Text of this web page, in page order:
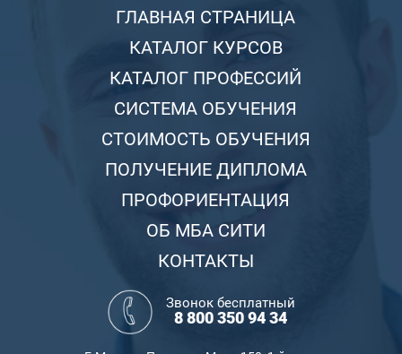
ГЛАВНАЯ СТРАНИЦА
КАТАЛОГ КУРСОВ
КАТАЛОГ ПРОФЕССИЙ
СИСТЕМА ОБУЧЕНИЯ
СТОИМОСТЬ ОБУЧЕНИЯ
ПОЛУЧЕНИЕ ДИПЛОМА
ПРОФОРИЕНТАЦИЯ
ОБ МБА СИТИ
КОНТАКТЫ
Звонок бесплатный
8 800 350 94 34